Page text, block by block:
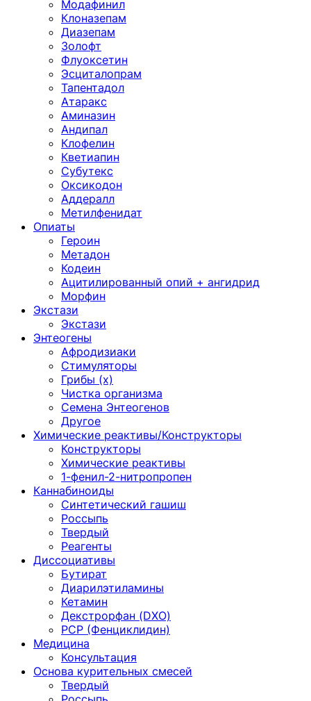
Модафинил
Клоназепам
Диазепам
Золофт
Флуоксетин
Эсциталопрам
Тапентадол
Атаракс
Аминазин
Андипал
Клофелин
Кветиапин
Субутекс
Оксикодон
Аддералл
Метилфенидат
Опиаты
Героин
Метадон
Кодеин
Ацитилированный опий + ангидрид
Морфин
Экстази
Экстази
Энтеогены
Афродизиаки
Стимуляторы
Грибы (х)
Чистка организма
Семена Энтеогенов
Другое
Химические реактивы/Конструкторы
Конструкторы
Химические реактивы
1-фенил-2-нитропропен
Каннабиноиды
Синтетический гашиш
Россыпь
Твердый
Реагенты
Диссоциативы
Бутират
Диарилэтиламины
Кетамин
Декстрорфан (DXO)
PCP (Фенциклидин)
Медицина
Консультация
Основа курительных смесей
Твердый